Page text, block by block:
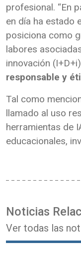
profesional. “En
en día ha estado
posiciona como
labores
innovación
responsable y
Tal como
llamado al uso
herramientas de
educacionales,
Noticias
Ver todas las